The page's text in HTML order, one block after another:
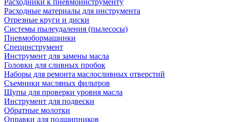
Расходники к пневмоинструменту
Расходные материалы для инструмента
Отрезные круги и диски
Системы пылеудаления (пылесосы)
Пневмобормашинки
Специнструмент
Инструмент для замены масла
Головки для сливных пробок
Наборы для ремонта маслосливных отверстий
Съемники масляных фильтров
Щупы для проверки уровня масла
Инструмент для подвески
Обратные молотки
Оправки для подшипников